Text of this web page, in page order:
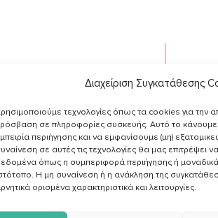
Διαχείριση Συγκατάθεσης
τεχνολογίες όπως τα cookies για την
σε πληροφορίες συσκευής. Αυτό το κάνουμε
περιήγησης και να εμφανίσουμε (μη)
σε αυτές τις τεχνολογίες θα μας επιτρέψει
όπως η συμπεριφορά περιήγησης ή
Η μη συναίνεση ή η ανάκληση της
ορισμένα χαρακτηριστικά και λειτουργίες.
μένεις ενημερωμένη/-ος;
σου στο newsletter, για να λαμβάνεις
νέα άρθρα & χρήσιμες συμβουλές στο